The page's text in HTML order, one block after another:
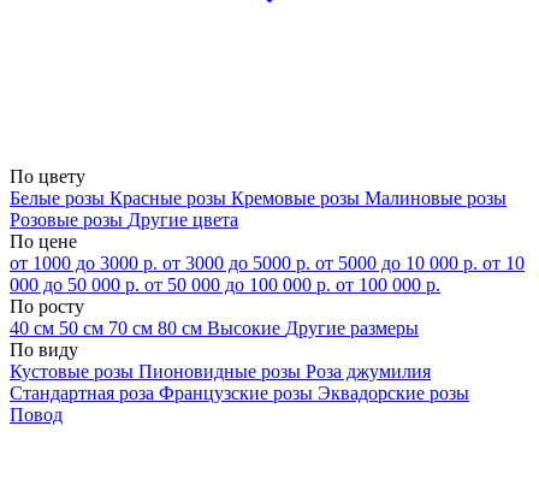
По цвету
Белые розы Красные розы Кремовые розы Малиновые розы
Розовые розы Другие цвета
По цене
от 1000 до 3000 р. от 3000 до 5000 р. от 5000 до 10 000 р. от 10
000 до 50 000 р. от 50 000 до 100 000 р. от 100 000 р.
По росту
40 см 50 см 70 см 80 см Высокие Другие размеры
По виду
Кустовые розы Пионовидные розы Роза джумилия
Стандартная роза Французские розы Эквадорские розы
Повод